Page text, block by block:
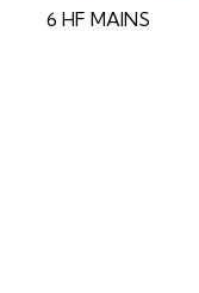
6 HF MAINS